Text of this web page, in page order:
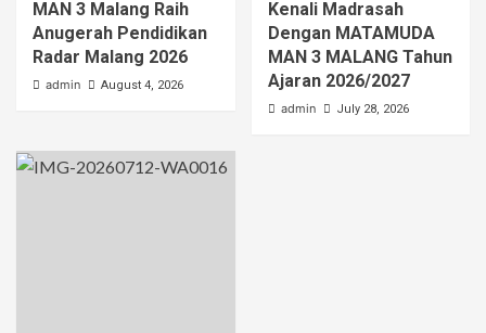
MAN 3 Malang Raih
Anugerah Pendidikan
Radar Malang 2026
admin August 4, 2026
Kenali Madrasah
Dengan MATAMUDA
MAN 3 MALANG Tahun
Ajaran 2026/2027
admin July 28, 2026